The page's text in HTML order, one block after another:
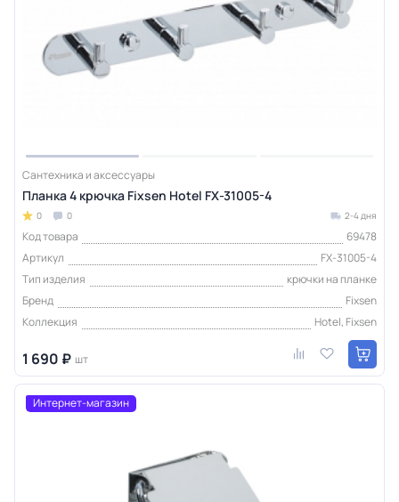
Сантехника и аксессуары
Планка 4 крючка Fixsen Hotel FX-31005-4
0 0 2-4 дня
Код товара
69478
Артикул
FX-31005-4
Тип изделия
крючки на планке
Бренд
Fixsen
Коллекция
Hotel, Fixsen
1 690 ₽ шт
Интернет-магазин